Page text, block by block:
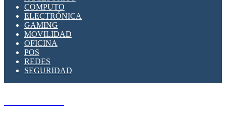
APLICACIONES FOTOVOLTAICAS
COMPUTO
ELECTRÓNICA
GAMING
MOVILIDAD
OFICINA
POS
REDES
SEGURIDAD